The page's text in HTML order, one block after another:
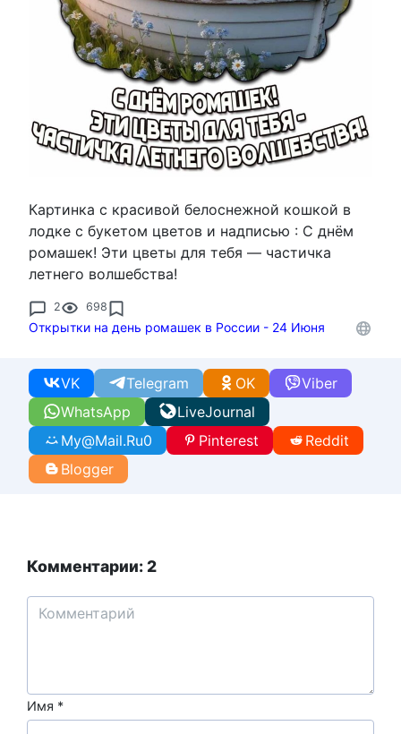
Картинка с красивой белоснежной кошкой в
лодке с букетом цветов и надписью : С днём
ромашек! Эти цветы для тебя — частичка
летнего волшебства!
2 698
Открытки на день ромашек в России - 24 Июня
WhatsApp
VK Telegram Viber
OK
LiveJournal
My@Mail.Ru0 Pinterest
Reddit
Blogger
Комментарии: 2
Имя *